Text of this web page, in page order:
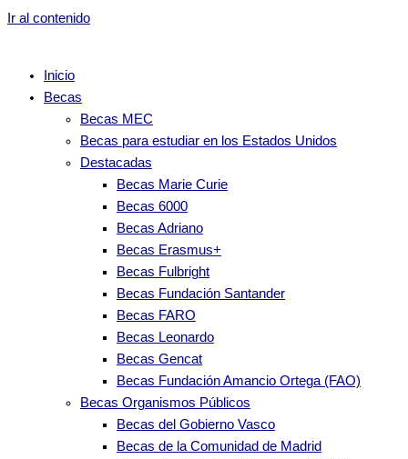
Ir al contenido
Inicio
Becas
Becas MEC
Becas para estudiar en los Estados Unidos
Destacadas
Becas Marie Curie
Becas 6000
Becas Adriano
Becas Erasmus+
Becas Fulbright
Becas Fundación Santander
Becas FARO
Becas Leonardo
Becas Gencat
Becas Fundación Amancio Ortega (FAO)
Becas Organismos Públicos
Becas del Gobierno Vasco
Becas de la Comunidad de Madrid